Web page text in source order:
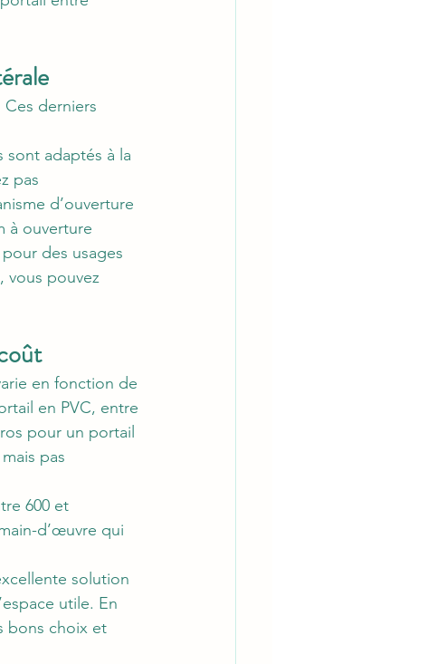
derniers
sont adaptés à la
pas
d’ouverture
à ouverture
des usages
vous pouvez
en fonction de
en PVC, entre
pour un portail
pas
600 et
d’œuvre qui
solution
utile. En
bons choix et